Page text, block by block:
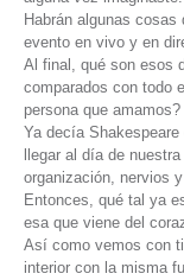
Habrán algunas
evento en vivo y en
Al final, qué son esos
comparados con todo
persona que amamos?
Ya decía
llegar al día de
organización, nervios
Entonces, qué tal ya
esa que viene del
Así como vemos con
interior con la misma